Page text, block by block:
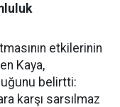
etkilerinin
Kaya,
belirtti:
karşı sarsılmaz